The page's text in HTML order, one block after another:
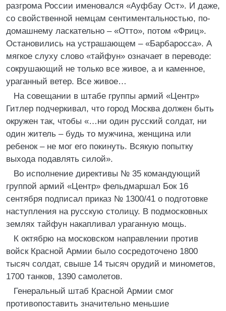
разгрома России именовался «Ауфбау Ост». И даже,
со свойственной немцам сентиментальностью, по-
домашнему ласкательно – «Отто», потом «Фриц».
Остановились на устрашающем – «Барбаросса». А
мягкое слуху слово «тайфун» означает в переводе:
сокрушающий не только все живое, а и каменное,
ураганный ветер. Все живое…
На совещании в штабе группы армий «Центр»
Гитлер подчеркивал, что город Москва должен быть
окружен так, чтобы «…ни один русский солдат, ни
один житель – будь то мужчина, женщина или
ребенок – не мог его покинуть. Всякую попытку
выхода подавлять силой».
Во исполнение директивы № 35 командующий
группой армий «Центр» фельдмаршал Бок 16
сентября подписал приказ № 1300/41 о подготовке
наступления на русскую столицу. В подмосковных
землях тайфун накапливал ураганную мощь.
К октябрю на московском направлении против
войск Красной Армии было сосредоточено 1800
тысяч солдат, свыше 14 тысяч орудий и минометов,
1700 танков, 1390 самолетов.
Генеральный штаб Красной Армии смог
противопоставить значительно меньшие